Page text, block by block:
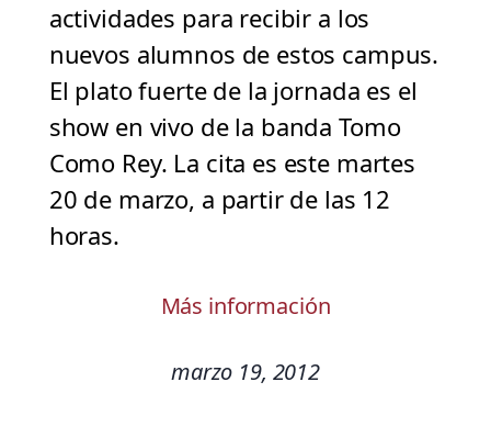
actividades para recibir a los
nuevos alumnos de estos campus.
El plato fuerte de la jornada es el
show en vivo de la banda Tomo
Como Rey. La cita es este martes
20 de marzo, a partir de las 12
horas.
Más información
marzo 19, 2012